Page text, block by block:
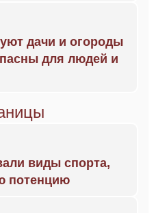
дачи и огороды
для людей и
виды спорта,
потенцию